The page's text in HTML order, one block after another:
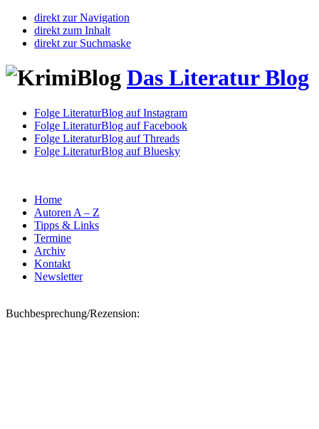
direkt zur Navigation
direkt zum Inhalt
direkt zur Suchmaske
Das Literatur Blog
Folge LiteraturBlog auf Instagram
Folge LiteraturBlog auf Facebook
Folge LiteraturBlog auf Threads
Folge LiteraturBlog auf Bluesky
Home
Autoren A – Z
Tipps & Links
Termine
Archiv
Kontakt
Newsletter
Buchbesprechung/Rezension: